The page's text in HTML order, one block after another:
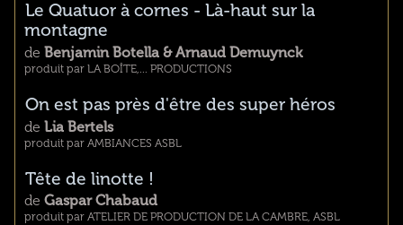
Le Quatuor à cornes - Là-haut sur la
montagne
de Benjamin Botella & Arnaud Demuynck
produit par LA BOÎTE,... PRODUCTIONS
On est pas près d'être des super héros
de Lia Bertels
produit par AMBIANCES ASBL
Tête de linotte !
de Gaspar Chabaud
produit par ATELIER DE PRODUCTION DE LA CAMBRE, ASBL